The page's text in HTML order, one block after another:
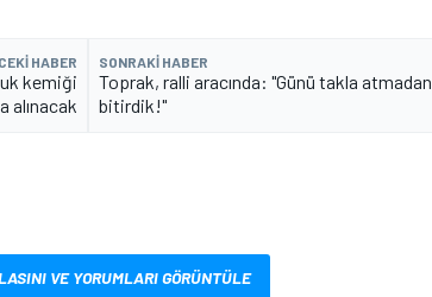
HABER
kemiği
alınacak
SONRAKI HABER
Toprak, ralli aracında: "Günü takla atmadan
bitirdik!"
VE YORUMLARI GÖRÜNTÜLE